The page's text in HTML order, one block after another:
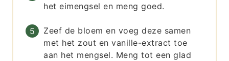
het eimengsel en meng goed.
Zeef de bloem en voeg deze samen
met het zout en vanille-extract toe
aan het mengsel. Meng tot een glad